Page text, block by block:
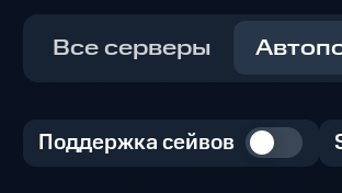
Все серверы
Поддержка сейвов